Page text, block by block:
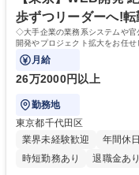
ています。経営計画として
歴・資格 学歴：大学院 大学
歩ずつリーダーへ!
◇大手企業の業務系システムや官
開発やプロジェクト拡大をお任
案件あり。技術力を磨き続けられ
月給
26万2000円以上
勤務地
東京都千代田区
業界未経験歓迎
年間休
時短勤務あり
退職金あり